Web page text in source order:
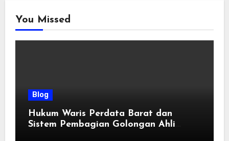
You Missed
Blog
Hukum Waris Perdata Barat dan
Sistem Pembagian Golongan Ahli